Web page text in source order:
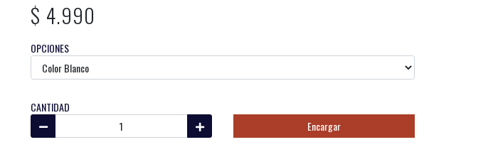
$ 4.990
OPCIONES
CANTIDAD
Encargar